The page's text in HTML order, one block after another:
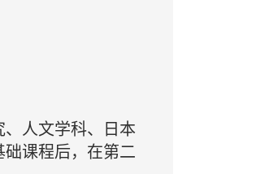
人文学科、日本
课程后，在第二